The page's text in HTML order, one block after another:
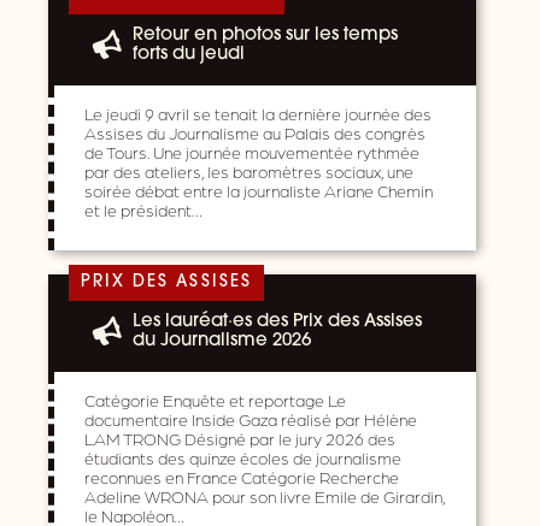
Retour en photos sur les temps
forts du jeudi
Le jeudi 9 avril se tenait la dernière journée des
Assises du Journalisme au Palais des congrès
de Tours. Une journée mouvementée rythmée
par des ateliers, les baromètres sociaux, une
soirée débat entre la journaliste Ariane Chemin
et le président…
PRIX DES ASSISES
Les lauréat·es des Prix des Assises
du Journalisme 2026
Catégorie Enquête et reportage Le
documentaire Inside Gaza réalisé par Hélène
LAM TRONG Désigné par le jury 2026 des
étudiants des quinze écoles de journalisme
reconnues en France Catégorie Recherche
Adeline WRONA pour son livre Emile de Girardin,
le Napoléon…